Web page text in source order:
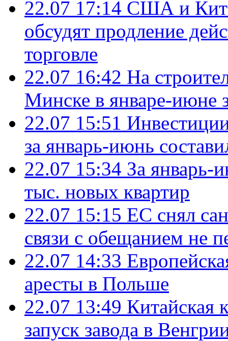
22.07 17:14 США и
обсудят продление
торговле
22.07 16:42 На
Минске в январе-июне
22.07 15:51
за январь-июнь
22.07 15:34 За январь-
тыс. новых квартир
22.07 15:15 ЕС снял
связи с обещанием не
22.07 14:33
аресты в Польше
22.07 13:49 Китайская
запуск завода в